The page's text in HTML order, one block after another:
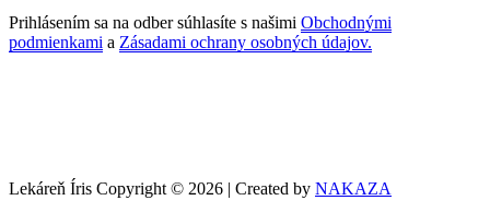
Prihlásením sa na odber súhlasíte s našimi Obchodnými
podmienkami a Zásadami ochrany osobných údajov.
Lekáreň Íris Copyright © 2026 | Created by NAKAZA